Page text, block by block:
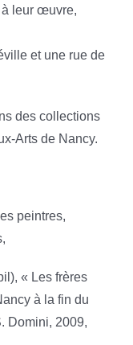
à leur œuvre,
et une rue de
des collections
Arts de Nancy.
peintres,
« Les frères
à la fin du
Domini, 2009,